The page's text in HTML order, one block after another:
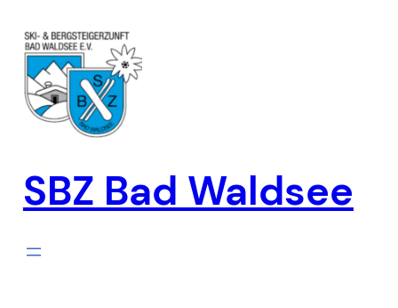
Inhalt
springen
SBZ Bad Waldsee